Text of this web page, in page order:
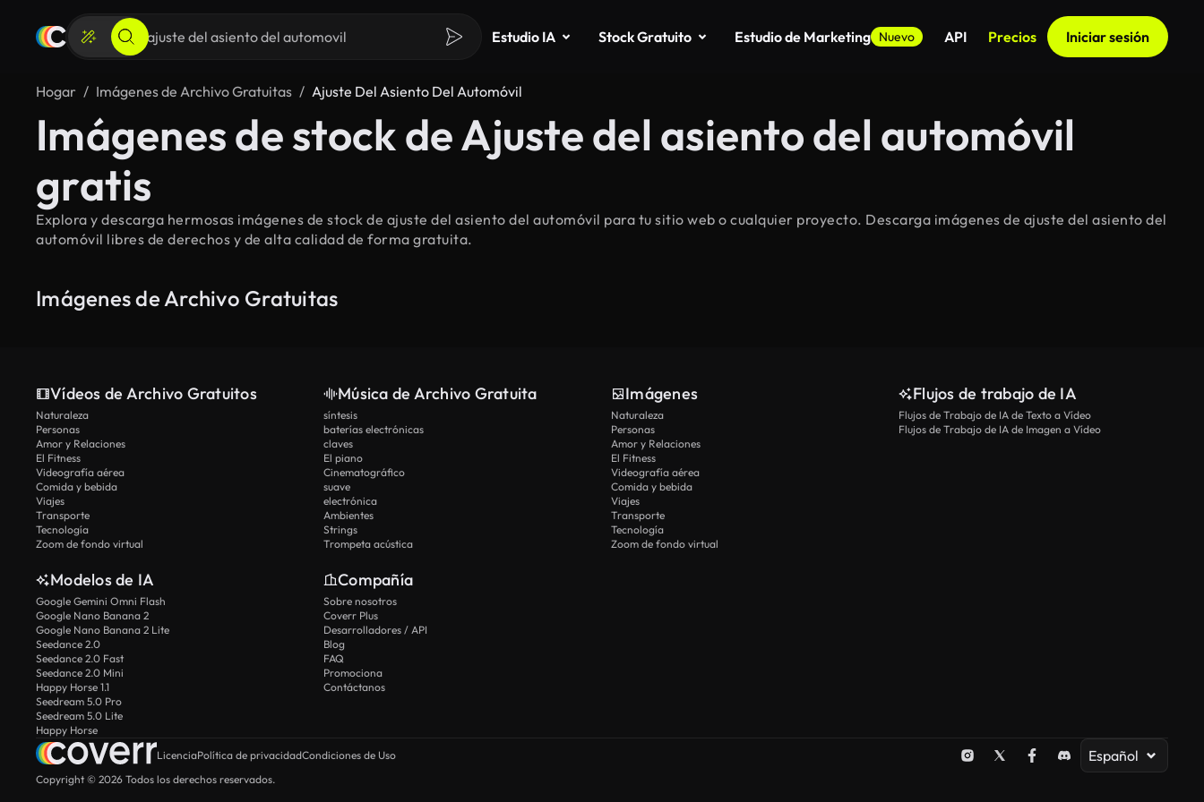
Estudio IA Stock Gratuito Estudio de Marketing Nuevo API Precios Iniciar sesión
Hogar Imágenes de Archivo Gratuitas Ajuste Del Asiento Del Automóvil
Imágenes de stock de Ajuste del asiento del automóvil
gratis
Explora y descarga hermosas imágenes de stock de ajuste del asiento del automóvil para tu sitio web o cualquier proyecto. Descarga imágenes de ajuste del asiento del
automóvil libres de derechos y de alta calidad de forma gratuita.
Imágenes de Archivo Gratuitas
Vídeos de Archivo Gratuitos
Naturaleza
Personas
Amor y Relaciones
El Fitness
Videografía aérea
Comida y bebida
Viajes
Transporte
Tecnología
Zoom de fondo virtual
Música de Archivo Gratuita
síntesis
baterías electrónicas
claves
El piano
Cinematográfico
suave
electrónica
Ambientes
Strings
Trompeta acústica
Imágenes
Naturaleza
Personas
Amor y Relaciones
El Fitness
Videografía aérea
Comida y bebida
Viajes
Transporte
Tecnología
Zoom de fondo virtual
Flujos de trabajo de IA
Flujos de Trabajo de IA de Texto a Vídeo
Flujos de Trabajo de IA de Imagen a Vídeo
Modelos de IA
Google Gemini Omni Flash
Google Nano Banana 2
Google Nano Banana 2 Lite
Seedance 2.0
Seedance 2.0 Fast
Seedance 2.0 Mini
Happy Horse 1.1
Seedream 5.0 Pro
Seedream 5.0 Lite
Happy Horse
Compañía
Sobre nosotros
Coverr Plus
Desarrolladores / API
Blog
FAQ
Promociona
Contáctanos
LicenciaPolítica de privacidadCondiciones de Uso Español
Copyright © 2026 Todos los derechos reservados.